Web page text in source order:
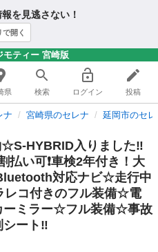
を見逃さない！
で開く
モティー 宮崎版
県 検索 ログイン 投稿
ナ 宮崎県のセレナ 延岡市のセ
HYBRID入りました‼️
い可❗️車検2年付き！大
対応ナビ☆走行中
コ付きのフル装備☆電
ーミラー☆フル装備☆事故
ート‼️